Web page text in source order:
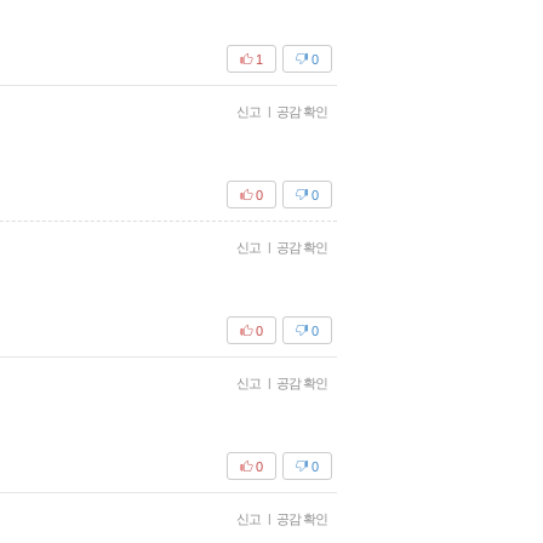
0
1
신고 | 공감 확인
0
0
신고 | 공감 확인
0
0
신고 | 공감 확인
0
0
신고 | 공감 확인